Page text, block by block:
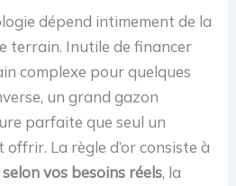
dépend intimement de la
terrain. Inutile de financer
complexe pour quelques
un grand gazon
parfaite que seul un
La règle d’or consiste à
vos besoins réels, la